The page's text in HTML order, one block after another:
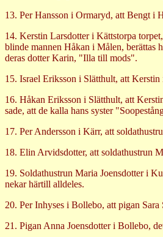
13. Per Hansson i Ormaryd, att Bengt i
14. Kerstin Larsdotter i Kättstorpa
blinde mannen Håkan i Målen, berättas
deras dotter Karin, "Illa till mods".
15. Israel Eriksson i Slätthult, att
16. Håkan Eriksson i Slätthult, att
sade, att de kalla hans syster
17. Per Andersson i Kärr, att
18. Elin Arvidsdotter, att soldathustrun
19. Soldathustrun Maria Joensdotter i
nekar härtill alldeles.
20. Per Inhyses i Bollebo, att pigan
21. Pigan Anna Joensdotter i Bollebo,